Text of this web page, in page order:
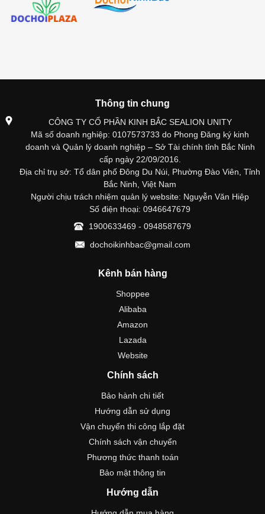
Thông tin chung
CÔNG TY CỔ PHẦN KINH BẮC SEALION UNITY
Mã số doanh nghiệp: 0107573733 do Phong Đăng ký kinh
doanh và Quản lý doanh nghiệp – Sở Tài chính tỉnh Bắc Ninh
cấp ngày 22/09/2016.
Địa chỉ trụ sở: Tổ dân phố Đông Du Núi, Phường Đào Viên, Tỉnh
Bắc Ninh, Việt Nam
Người chịu trách nhiệm quản lý website: Nguyễn Văn Hiệp
Số điện thoại: 0946647679
1900633469 - 0948587679
dochoikinhbac@gmail.com
Kênh bán hàng
Shoppee
Alibaba
Amazon
Lazada
Website
Chính sách
Bảo hành chi tiết
Hướng dẫn sử dụng
Vận chuyển thi công lắp đặt
Chính sách vận chuyển
Phương thức thanh toán
Bảo mật thông tin
Hướng dẫn